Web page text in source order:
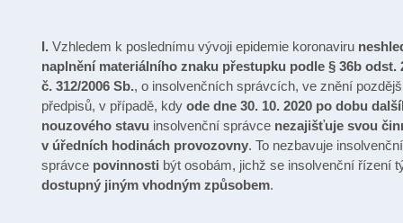
I. Vzhledem k poslednímu vývoji epidemie koronaviru
naplnění materiálního znaku přestupku podle § 36b odst.
č. 312/2006 Sb., o insolvenčních správcích, ve znění
předpisů, v případě, kdy ode dne 30. 10. 2020 po dobu
nouzového stavu insolvenční správce nezajišťuje svou
v úředních hodinách provozovny. To nezbavuje
správce povinnosti být osobám, jichž se insolvenční řízení
dostupný jiným vhodným způsobem.